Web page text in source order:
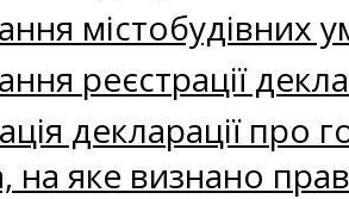
містобудівних
реєстрації
декларації про
на яке визнано